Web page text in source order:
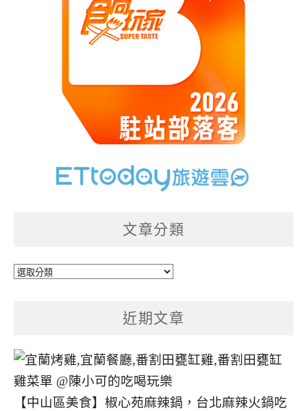
文章分類
文
近期文章
【中山區美食】椒心苑麻辣鍋，台北麻辣火鍋吃